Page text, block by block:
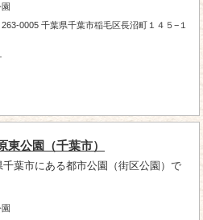
263-0005 千葉県千葉市稲毛区長沼町１４５−１
東公園（千葉市）
千葉市にある都市公園（街区公園）で